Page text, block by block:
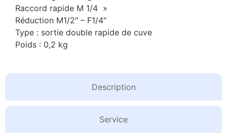
Description
Service
Raccord rapide M 1/4 »
Réduction M1/2″ – F1/4″
Type : sortie double rapide de cuve
Poids : 0,2 kg